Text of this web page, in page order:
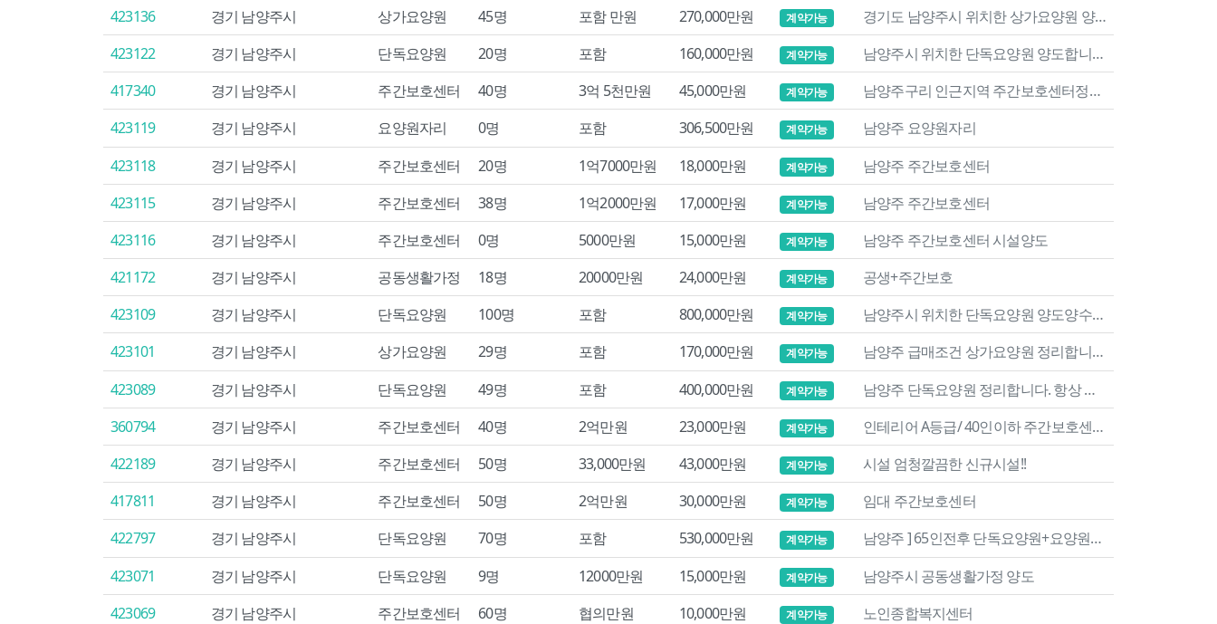
423136
경기 남양주시 상가요양원 45명 포함 만원 270,000만원 계약가능
경기도 남양주시 위치한 상가요양원 양도합니다.
423122
경기 남양주시 단독요양원 20명 포함 160,000만원 계약가능
남양주시 위치한 단독요양원 양도합니다.
417340
경기 남양주시 주간보호센터 40명 3억 5천만원 45,000만원 계약가능
남양주구리 인근지역 주간보호센터정리합니다.
423119
경기 남양주시 요양원자리 0명 포함 306,500만원 계약가능
남양주 요양원자리
423118
경기 남양주시 주간보호센터 20명 1억7000만원 18,000만원 계약가능
남양주 주간보호센터
423115
경기 남양주시 주간보호센터 38명 1억2000만원 17,000만원 계약가능
남양주 주간보호센터
423116
경기 남양주시 주간보호센터 0명 5000만원 15,000만원 계약가능
남양주 주간보호센터 시설양도
421172
경기 남양주시 공동생활가정 18명 20000만원 24,000만원 계약가능
공생+주간보호
423109
경기 남양주시 단독요양원 100명 포함 800,000만원 계약가능
남양주시 위치한 단독요양원 양도양수합니다.
423101
경기 남양주시 상가요양원 29명 포함 170,000만원 계약가능
남양주 급매조건 상가요양원 정리합니다.
423089
경기 남양주시 단독요양원 49명 포함 400,000만원 계약가능
남양주 단독요양원 정리합니다. 항상 풀인원
360794
경기 남양주시 주간보호센터 40명 2억만원 23,000만원 계약가능
인테리어 A등급/ 40인이하 주간보호센터입니다.
422189
경기 남양주시 주간보호센터 50명 33,000만원 43,000만원 계약가능
시설 엄청깔끔한 신규시설!!
417811
경기 남양주시 주간보호센터 50명 2억만원 30,000만원 계약가능
임대 주간보호센터
422797
경기 남양주시 단독요양원 70명 포함 530,000만원 계약가능
남양주 ] 65인전후 단독요양원+요양원자리
423071
경기 남양주시 단독요양원 9명 12000만원 15,000만원 계약가능
남양주시 공동생활가정 양도
423069
경기 남양주시 주간보호센터 60명 협의만원 10,000만원 계약가능
노인종합복지센터